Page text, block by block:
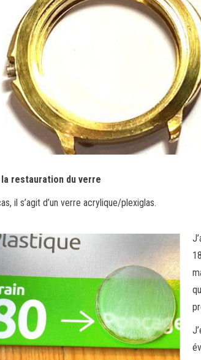
la restauration du verre
il s’agit d’un verre acrylique/plexiglas.